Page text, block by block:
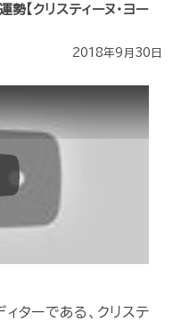
【クリスティーヌ・ヨー
2018年9月30日
ィターである、クリステ